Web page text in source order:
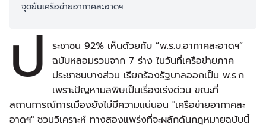
จุดยืนเครือข่ายอากาศสะอาดฯ
ป
ระชาชน 92% เห็นด้วยกับ “พ.ร.บ.อากาศสะอาดฯ”
ฉบับหลอมรวมจาก 7 ร่าง ในวันที่เครือข่ายภาค
ประชาชนบางส่วน เรียกร้องรัฐบาลออกเป็น พ.ร.ก.
เพราะปัญหามลพิษเป็นเรื่องเร่งด่วน ขณะที่
สถานการณ์การเมืองยังไม่มีความแน่นอน "เครือข่ายอากาศสะ
อาดฯ" ชวนวิเคราะห์ ทางสองแพร่งที่จะผลักดันกฎหมายฉบับนี้